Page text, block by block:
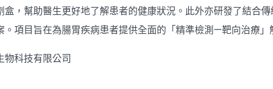
盒，幫助醫生更好地了解患者的健康狀況。此外亦研發了結合
。項目旨在為腸胃疾病患者提供全面的「精準檢測—靶向治療
物科技有限公司